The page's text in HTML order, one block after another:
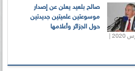
صالح بلعيد يعلن عن إصدار
موسوعتين علميتين جديدتين
حول الجزائر وأعلامها